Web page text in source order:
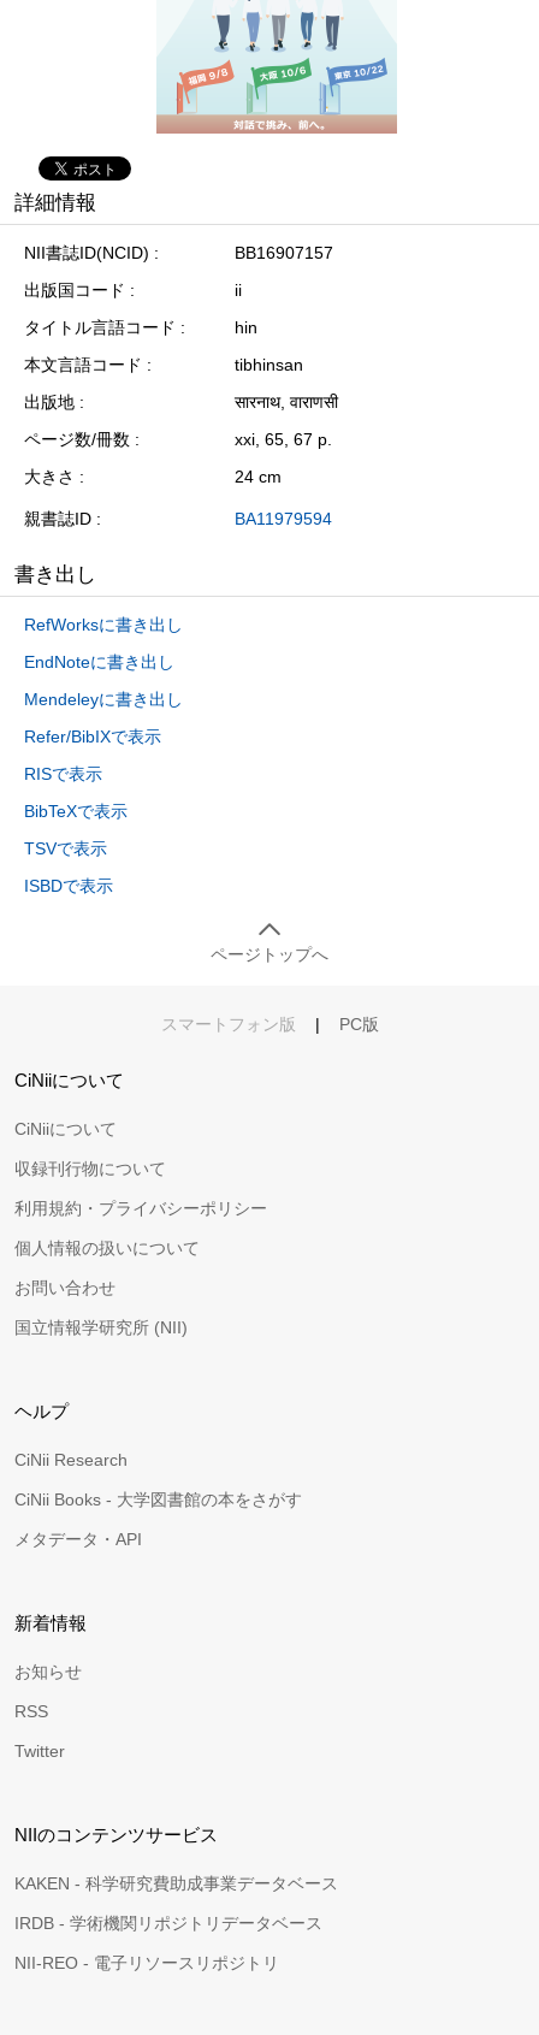
詳細情報
NII書誌ID(NCID)
BB16907157
出版国コード
ii
タイトル言語コード
hin
本文言語コード
tibhinsan
出版地
सारनाथ, वाराणसी
ページ数/冊数
xxi, 65, 67 p.
大きさ
24 cm
親書誌ID BA11979594
書き出し
RefWorksに書き出し
EndNoteに書き出し
Mendeleyに書き出し
Refer/BibIXで表示
RISで表示
BibTeXで表示
TSVで表示
ISBDで表示
ページトップへ
スマートフォン版 | PC版
CiNiiについて
CiNiiについて
収録刊行物について
利用規約・プライバシーポリシー
個人情報の扱いについて
お問い合わせ
国立情報学研究所 (NII)
ヘルプ
CiNii Research
CiNii Books - 大学図書館の本をさがす
メタデータ・API
新着情報
お知らせ
RSS
Twitter
NIIのコンテンツサービス
KAKEN - 科学研究費助成事業データベース
IRDB - 学術機関リポジトリデータベース
NII-REO - 電子リソースリポジトリ